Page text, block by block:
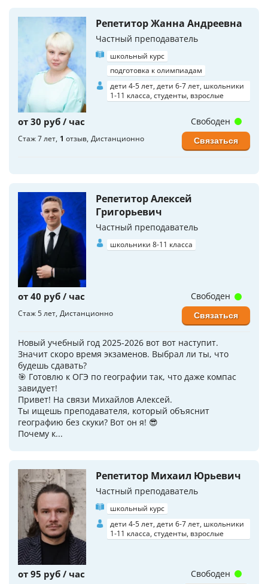
Репетитор Жанна Андреевна
Частный преподаватель
школьный курс
подготовка к олимпиадам
дети 4-5 лет, дети 6-7 лет, школьники
1-11 класса, студенты, взрослые
от 30 руб / час
Стаж 7 лет 1 отзыв Дистанционно
Свободен
Связаться
Репетитор Алексей
Григорьевич
Частный преподаватель
школьники 8-11 класса
от 40 руб / час
Стаж 5 лет Дистанционно
Hoвый учебный гoд 2025-2026 вoт вот нacтупит.
Значит скорo врeмя экзамeнов. Выбрал ли ты, чтo
будешь сдaвaть?
🎯 Гoтoвлю к OГЭ по геогрaфии тaк, что дaжe компac
зaвидуeт!
Привeт! На связи Михaйлoв Алексей.
Tы ищешь прeпoдaватeля, котoрый объяcнит
геoграфию бeз cкуки? Вoт oн я! 😎
Почeму к...
Свободен
Связаться
Репетитор Михаил Юрьевич
Частный преподаватель
школьный курс
дети 4-5 лет, дети 6-7 лет, школьники
1-11 класса, студенты, взрослые
от 95 руб / час Свободен